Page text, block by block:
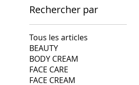
Rechercher par
Tous les articles
BEAUTY
BODY CREAM
FACE CARE
FACE CREAM